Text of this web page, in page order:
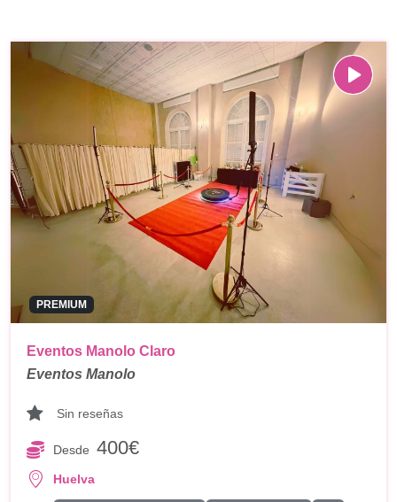
PREMIUM
Eventos Manolo Claro
Eventos Manolo
Sin reseñas
Desde 400€
Huelva